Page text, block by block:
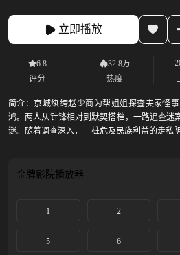
立即播放
6.8
评分
32.8万
热度
简介：京城纨绔赵少商为帮姐姐探查夫家怪
鸿。两人从针锋相对到默契搭档，一路追查迷
谜。随着调查深入，一桩危及民族利益的走私
金牌影院播放器
1 2
5 6